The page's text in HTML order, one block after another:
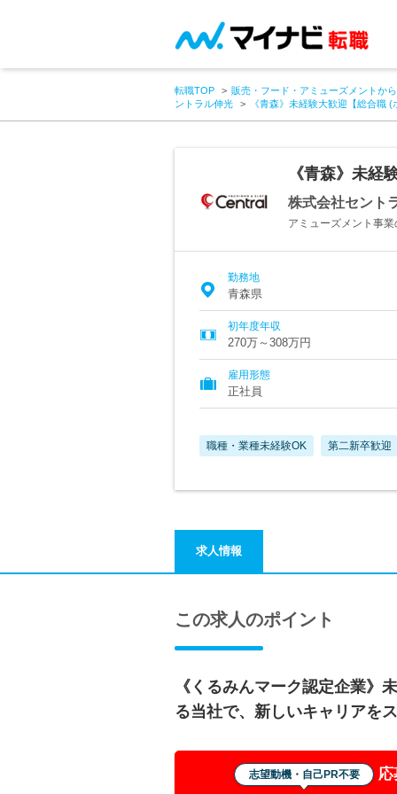
転職TOP
販売・フード・アミューズメントか
ントラル伸光
《青森》未経験大歓迎【総合職
《青森》未経
株式会社セント
アミューズメント事
勤務地
青森県
初年度年収
270万～308万円
雇用形態
正社員
職種・業種未経験OK 第二新卒歓迎
求人情報
この求人のポイント
《くるみんマーク認定企業》
る当社で、新しいキャリアを
志望動機・自己PR不要